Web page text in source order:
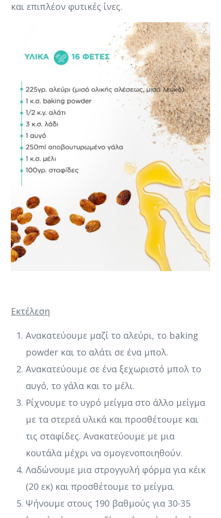
και επιπλέον φυτικές ίνες.
Εκτέλεση
Ανακατεύουμε μαζί το αλεύρι, το baking
powder και το αλάτι σε ένα μπολ.
Ανακατεύουμε σε ένα ξεχωριστό μπολ το
αυγό, το γάλα και το μέλι.
Ρίχνουμε το υγρό μείγμα στο άλλο μείγμα
με τα στερεά υλικά και προσθέτουμε και
τις σταφίδες. Ανακατεύουμε με μια
κουτάλα μέχρι να ομογενοποιηθούν.
Λαδώνουμε μια στρογγυλή φόρμα για κέικ
(20 εκ) και προσθέτουμε το μείγμα.
Ψήνουμε στους 190 βαθμούς για 30-35